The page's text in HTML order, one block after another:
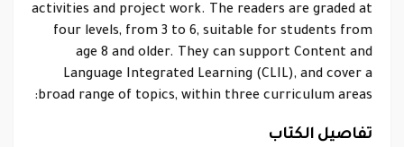
activities and project work. The readers are graded at
four levels, from 3 to 6, suitable for students from
age 8 and older. They can support Content and
Language Integrated Learning (CLIL), and cover a
broad range of topics, within three curriculum areas:
تفاصيل الكتاب